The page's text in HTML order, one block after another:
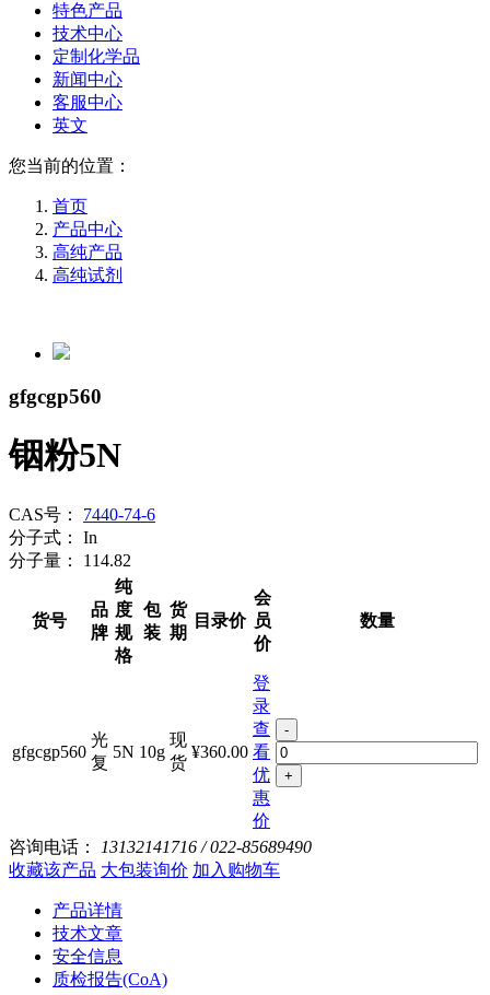
特色产品
技术中心
定制化学品
新闻中心
客服中心
英文
您当前的位置：
首页
产品中心
高纯产品
高纯试剂
gfgcgp560
铟粉5N
CAS号：
7440-74-6
分子式：
In
分子量：
114.82
货号
品
牌
纯
度
规
格
包
装
货
期
目录价
会
员
价
数量
gfgcgp560
光
复
5N 10g
现
货
¥360.00
登
录
查
看
优
惠
价
-
+
咨询电话：
13132141716 / 022-85689490
收藏该产品 大包装询价 加入购物车
产品详情
技术文章
安全信息
质检报告(CoA)